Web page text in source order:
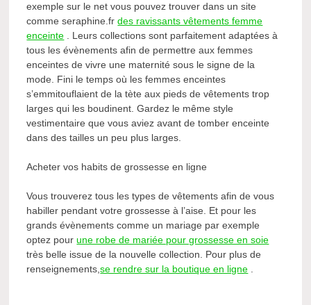
exemple sur le net vous pouvez trouver dans un site
comme seraphine.frdes ravissants vêtements femme
enceinte . Leurs collections sont parfaitement adaptées à
tous les évènements afin de permettre aux femmes
enceintes de vivre une maternité sous le signe de la
mode. Fini le temps où les femmes enceintes
s’emmitouflaient de la tète aux pieds de vêtements trop
larges qui les boudinent. Gardez le même style
vestimentaire que vous aviez avant de tomber enceinte
dans des tailles un peu plus larges.
Acheter vos habits de grossesse en ligne
Vous trouverez tous les types de vêtements afin de vous
habiller pendant votre grossesse à l’aise. Et pour les
grands évènements comme un mariage par exemple
optez pourune robe de mariée pour grossesse en soie
très belle issue de la nouvelle collection. Pour plus de
renseignements,se rendre sur la boutique en ligne